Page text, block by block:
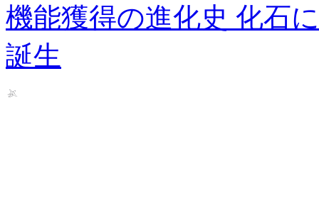
機能獲得の進化史 化石
誕生